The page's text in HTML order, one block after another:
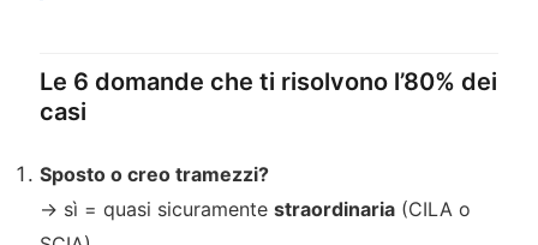
Le 6 domande che ti risolvono l’80% dei
casi
Sposto o creo tramezzi?
→ sì = quasi sicuramente straordinaria(CILA o